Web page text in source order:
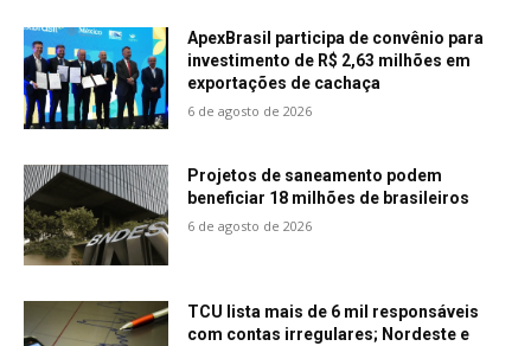
ApexBrasil participa de convênio para
investimento de R$ 2,63 milhões em
exportações de cachaça
6 de agosto de 2026
Projetos de saneamento podem
beneficiar 18 milhões de brasileiros
6 de agosto de 2026
TCU lista mais de 6 mil responsáveis
com contas irregulares; Nordeste e